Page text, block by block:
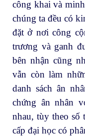
công khai và
chúng ta đều có
đặt ở nơi công
trương và ganh
bên nhận cũng
vẫn còn làm
danh sách ân
chứng ân nhân
nhau, tùy theo số
cấp đại học có